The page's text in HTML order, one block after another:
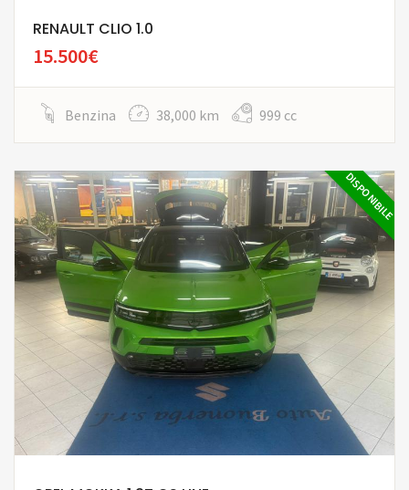
RENAULT CLIO 1.0
15.500€
Benzina 38,000 km 999 cc
DISPONIBILE